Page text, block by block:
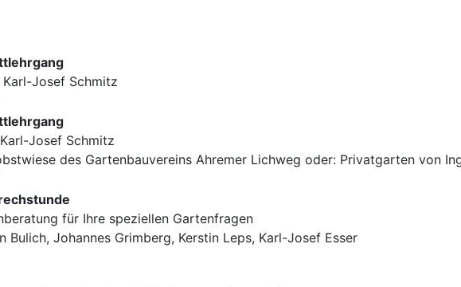
Josef Schmitz
Josef Schmitz
des Gartenbauvereins Ahremer Lichweg oder: Privatgarten von
für Ihre speziellen Gartenfragen
Bulich, Johannes Grimberg, Kerstin Leps, Karl-Josef Esser